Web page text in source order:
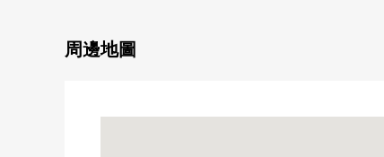
0成城石井千馱谷商店 約280m(步行4分鐘)
周邊地圖